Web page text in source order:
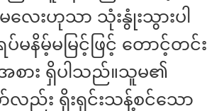
ေးဟုသာ သုံးနွုံးသွားပါ
နိမ့်မမြင့်ဖြင့် တောင့်တင်း
စား ရှိပါသည်။သူမ၏
လည်း ရိုးရှင်းသန့်စင်သော